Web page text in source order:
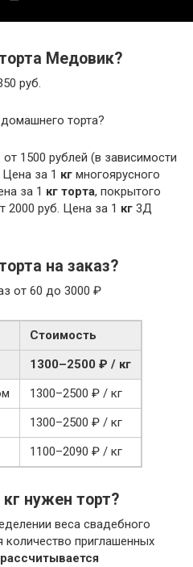
Медовик?
руб.
торта?
1500 рублей (в зависимости
за 1 кг многоярусного
за 1 кг торта, покрытого
руб. Цена за 1 кг 3Д
на заказ?
от 60 до 3000 ₽
Стоимость
1300–2500 ₽ / кг
1300–2500 ₽ / кг
1300–2500 ₽ / кг
1100–2090 ₽ / кг
нужен торт?
веса свадебного
количество приглашенных